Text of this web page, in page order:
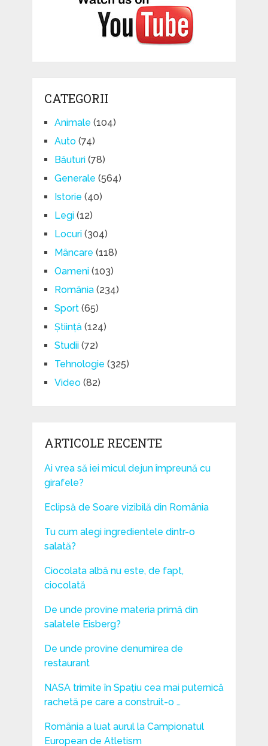
CATEGORII
Animale (104)
Auto(74)
Băuturi(78)
Generale (564)
Istorie (40)
Legi(12)
Locuri(304)
Mâncare (118)
Oameni(103)
România(234)
Sport(65)
Știință(124)
Studii(72)
Tehnologie (325)
Video(82)
ARTICOLE RECENTE
Ai vrea să iei micul dejun împreună cu
girafele?
Eclipsă de Soare vizibilă din România
Tu cum alegi ingredientele dintr-o
salată?
Ciocolata albă nu este, de fapt,
ciocolată
De unde provine materia primă din
salatele Eisberg?
De unde provine denumirea de
restaurant
NASA trimite în Spațiu cea mai puternică
rachetă pe care a construit-o …
România a luat aurul la Campionatul
European de Atletism